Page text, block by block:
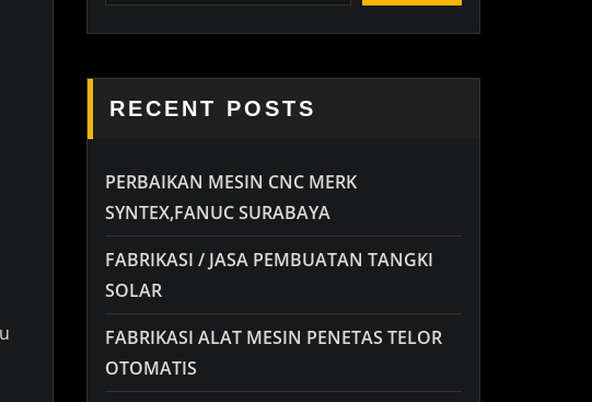
RECENT POSTS
PERBAIKAN MESIN CNC MERK
SYNTEX,FANUC SURABAYA
FABRIKASI / JASA PEMBUATAN TANGKI
SOLAR
FABRIKASI ALAT MESIN PENETAS TELOR
OTOMATIS